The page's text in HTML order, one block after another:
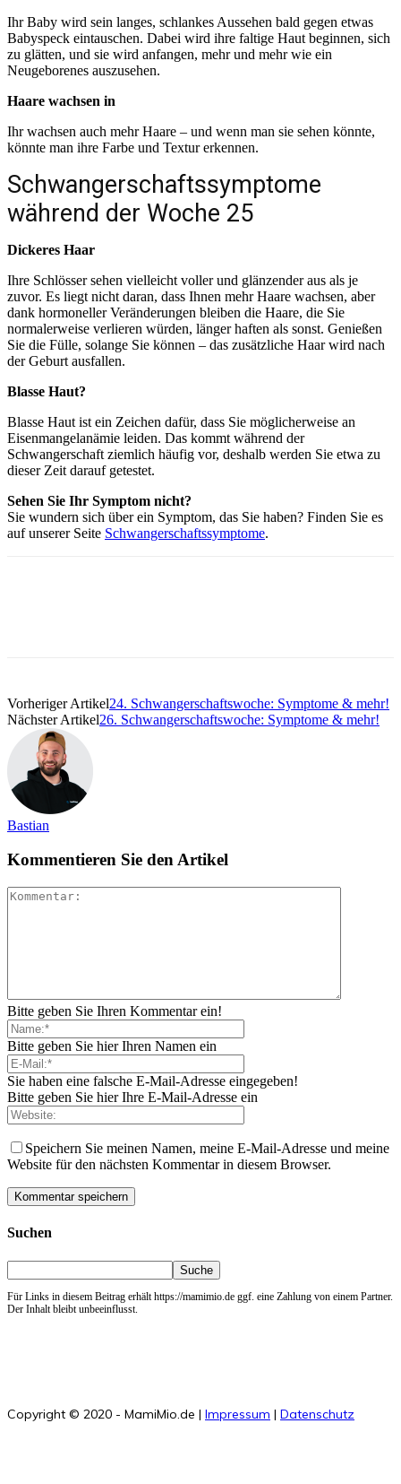
Ihr Baby wird sein langes, schlankes Aussehen bald gegen etwas
Babyspeck eintauschen. Dabei wird ihre faltige Haut beginnen, sich
zu glätten, und sie wird anfangen, mehr und mehr wie ein
Neugeborenes auszusehen.
Haare wachsen in
Ihr wachsen auch mehr Haare – und wenn man sie sehen könnte,
könnte man ihre Farbe und Textur erkennen.
Schwangerschaftssymptome
während der Woche 25
Dickeres Haar
Ihre Schlösser sehen vielleicht voller und glänzender aus als je
zuvor. Es liegt nicht daran, dass Ihnen mehr Haare wachsen, aber
dank hormoneller Veränderungen bleiben die Haare, die Sie
normalerweise verlieren würden, länger haften als sonst. Genießen
Sie die Fülle, solange Sie können – das zusätzliche Haar wird nach
der Geburt ausfallen.
Blasse Haut?
Blasse Haut ist ein Zeichen dafür, dass Sie möglicherweise an
Eisenmangelanämie leiden. Das kommt während der
Schwangerschaft ziemlich häufig vor, deshalb werden Sie etwa zu
dieser Zeit darauf getestet.
Sehen Sie Ihr Symptom nicht?
Sie wundern sich über ein Symptom, das Sie haben? Finden Sie es
auf unserer Seite Schwangerschaftssymptome.
Vorheriger Artikel24. Schwangerschaftswoche: Symptome & mehr!
Nächster Artikel26. Schwangerschaftswoche: Symptome & mehr!
Bastian
Kommentieren Sie den Artikel
Bitte geben Sie Ihren Kommentar ein!
Bitte geben Sie hier Ihren Namen ein
Sie haben eine falsche E-Mail-Adresse eingegeben!
Bitte geben Sie hier Ihre E-Mail-Adresse ein
Speichern Sie meinen Namen, meine E-Mail-Adresse und meine
Website für den nächsten Kommentar in diesem Browser.
Suchen
Für Links in diesem Beitrag erhält https://mamimio.de ggf. eine Zahlung von einem Partner.
Der Inhalt bleibt unbeeinflusst.
Copyright © 2020 - MamiMio.de | Impressum | Datenschutz